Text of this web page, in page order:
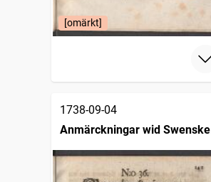
[omärkt]
1738-09-04
Anmärckningar wid Swenske
posttidningarne